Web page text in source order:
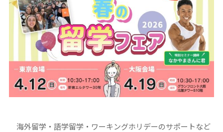
海外留学・語学留学・ワーキングホリデーのサポートなど